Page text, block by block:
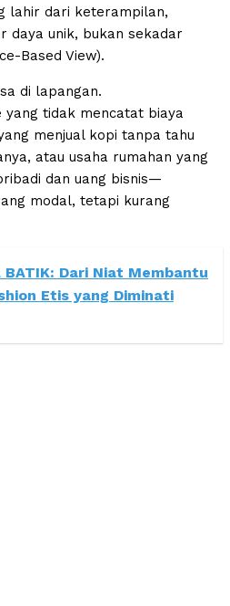
lahir dari keterampilan,
daya unik, bukan sekadar
Based View).
di lapangan.
yang tidak mencatat biaya
menjual kopi tanpa tahu
atau usaha rumahan yang
dan uang bisnis—
modal, tetapi kurang
BATIK: Dari Niat Membantu
Etis yang Diminati